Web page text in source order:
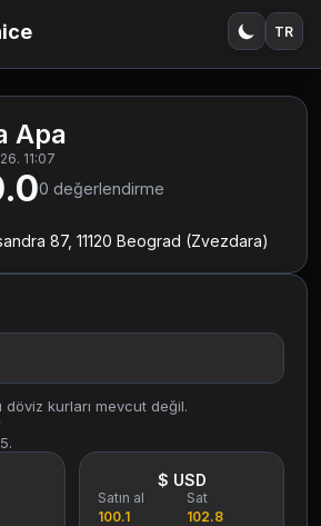
TR
Apa
11:07
0 değerlendirme
87, 11120 Beograd (Zvezdara)
kurları mevcut değil.
$ USD
Satın al
100.1
Sat
102.8